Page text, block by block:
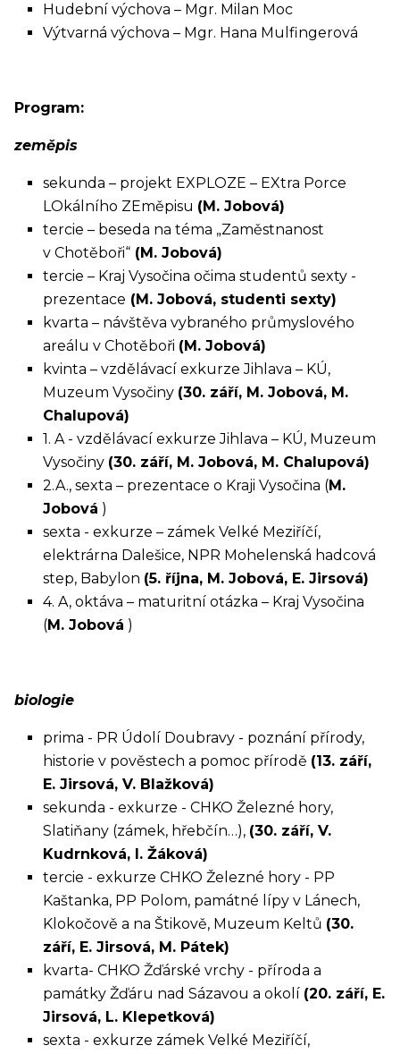
Hudební výchova – Mgr. Milan Moc
Výtvarná výchova – Mgr. Hana Mulfingerová
Program:
zeměpis
sekunda – projekt EXPLOZE – EXtra Porce
LOkálního ZEměpisu (M. Jobová)
tercie – beseda na téma „Zaměstnanost
v Chotěboři“ (M. Jobová)
tercie – Kraj Vysočina očima studentů sexty -
prezentace (M. Jobová, studenti sexty)
kvarta – návštěva vybraného průmyslového
areálu v Chotěboři (M. Jobová)
kvinta – vzdělávací exkurze Jihlava – KÚ,
Muzeum Vysočiny (30. září, M. Jobová, M.
Chalupová)
1. A - vzdělávací exkurze Jihlava – KÚ, Muzeum
Vysočiny (30. září, M. Jobová, M. Chalupová)
2.A., sexta – prezentace o Kraji Vysočina (M.
Jobová )
sexta - exkurze – zámek Velké Meziříčí,
elektrárna Dalešice, NPR Mohelenská hadcová
step, Babylon (5. října, M. Jobová, E. Jirsová)
4. A, oktáva – maturitní otázka – Kraj Vysočina
(M. Jobová )
biologie
prima - PR Údolí Doubravy - poznání přírody,
historie v pověstech a pomoc přírodě (13. září,
E. Jirsová, V. Blažková)
sekunda - exkurze - CHKO Železné hory,
Slatiňany (zámek, hřebčín…), (30. září, V.
Kudrnková, I. Žáková)
tercie - exkurze CHKO Železné hory - PP
Kaštanka, PP Polom, památné lípy v Lánech,
Klokočově a na Štikově, Muzeum Keltů (30.
září, E. Jirsová, M. Pátek)
kvarta- CHKO Žďárské vrchy - příroda a
památky Žďáru nad Sázavou a okolí (20. září, E.
Jirsová, L. Klepetková)
sexta - exkurze zámek Velké Meziříčí,